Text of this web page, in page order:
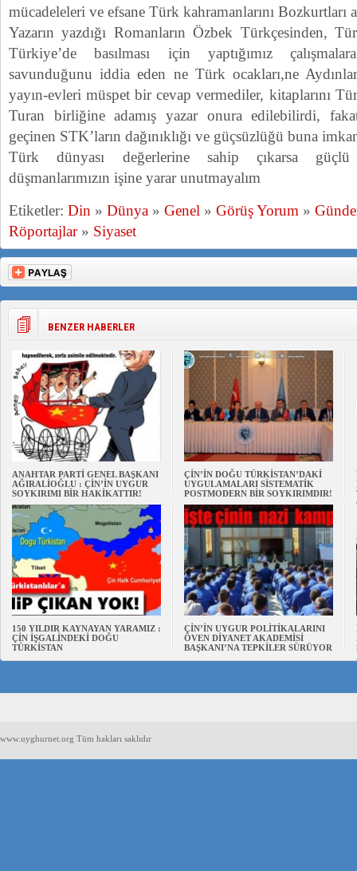
mücadeleleri ve efsane Türk kahramanlarını Bozkurtları
Yazarın yazdığı Romanların Özbek Türkçesinden,
Türkiye’de basılması için yaptığımız
savunduğunu iddia eden ne Türk ocakları,ne
yayın-evleri müspet bir cevap vermediler, kitaplarını
Turan birliğine adamış yazar onura edilebilirdi,
geçinen STK’ların dağınıklığı ve güçsüzlüğü buna
Türk dünyası değerlerine sahip çıkarsa güçlü
düşmanlarımızın işine yarar unutmayalım
Etiketler: Din » Dünya » Genel » Görüş Yorum »
Röportajlar» Siyaset
BENZER HABERLER
ANAHTAR PARTİ GENEL BAŞKANI
AĞIRALİOĞLU : ÇİN’İN UYGUR
SOYKIRIMI BİR HAKİKATTIR!
ÇİN’İN DOĞU TÜRKİSTAN’DAKİ
UYGULAMALARI SİSTEMATİK
POSTMODERN BİR SOYKIRIMDIR!
150 YILDIR KAYNAYAN YARAMIZ :
ÇİN İŞGALİNDEKİ DOĞU
TÜRKİSTAN
ÇİN’İN UYGUR POLİTİKALARINI
ÖVEN DİYANET AKADEMİSİ
BAŞKANI’NA TEPKİLER SÜRÜYOR
www.uyghurnet.org Tüm hakları saklıdır